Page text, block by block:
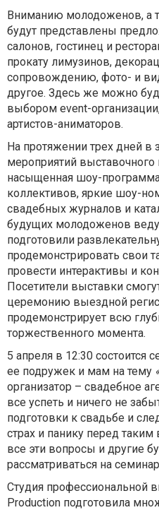
Вниманию молодоженов, а
будут представлены
салонов, гостинец и
прокату лимузинов,
сопровождению, фото- и
другое. Здесь же можно
выбором event-
артистов-аниматоров.
На протяжении трех дней в
мероприятий
насыщенная шоу-
коллективов, яркие шоу-
свадебных журналов и
будущих молодоженов
подготовили
продемонстрировать свои
провести интерактивы и
Посетители выставки
церемонию выездной
продемонстрирует всю
торжественного момента.
5 апреля в 12:30 состоится
ее подружек и мам на тему
организатор – свадебное
все успеть и ничего не
подготовки к свадьбе и
страх и панику перед
все эти вопросы и другие
рассматриваться на
Студия профессиональной
Production подготовила